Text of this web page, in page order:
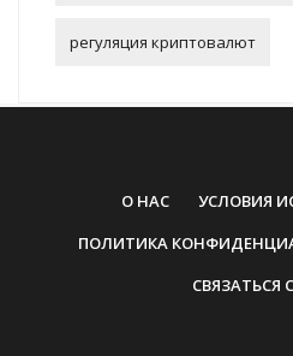
регуляция криптовалют
О НАС
УСЛОВИЯ
ПОЛИТИКА
СВЯЗАТЬСЯ